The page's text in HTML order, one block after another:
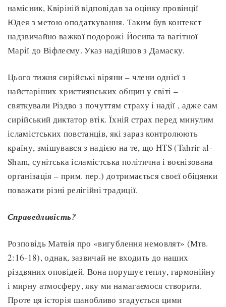
намісник, Квіріній відповідав за оцінку провінції
Юдея з метою оподаткування. Таким був контекст
надзвичайно важкої подорожі Йосипа та вагітної
Марії до Віфлеєму. Указ надійшов з Дамаску.
Цього тижня сирійські віряни – члени однієї з
найстаріших християнських общин у світі –
святкували Різдво з почуттям страху і надії , адже сам
сирійський диктатор втік. Їхній страх перед минулим
ісламістських повстанців, які зараз контролюють
країну, змішувався з надією на те, що HTS (Tahrir al-
Sham, сунітська ісламістська політична і воєнізована
організація – прим. пер.) дотримається своєї обіцянки
поважати різні релігійні традиції.
Справедливість?
Розповідь Матвія про «вигублення немовлят» (Мтв.
2:16-18), однак, зазвичай не входить до наших
різдвяних оповідей. Вона порушує теплу, гармонійну
і мирну атмосферу, яку ми намагаємося створити.
Проте ця історія шанобливо згадується цими